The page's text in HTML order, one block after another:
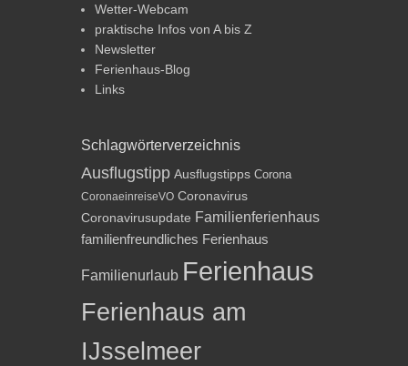
Wetter-Webcam
praktische Infos von A bis Z
Newsletter
Ferienhaus-Blog
Links
Schlagwörterverzeichnis
Ausflugstipp Ausflugstipps Corona
CoronaeinreiseVO Coronavirus
Coronavirusupdate Familienferienhaus
familienfreundliches Ferienhaus
Familienurlaub Ferienhaus
Ferienhaus am
IJsselmeer